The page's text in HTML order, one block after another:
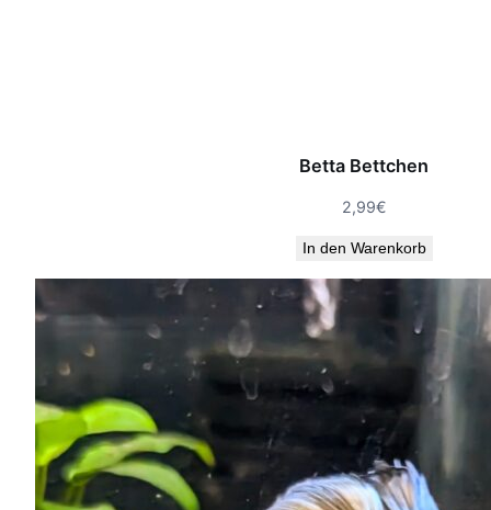
Betta Bettchen
2,99€
In den Warenkorb